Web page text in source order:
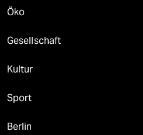
Öko
Gesellschaft
Kultur
Sport
Berlin